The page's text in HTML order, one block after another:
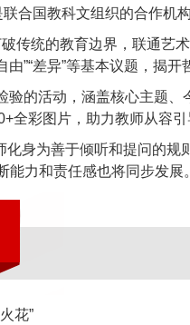
合国教科文组织的合作机
破传统的教育边界，联通
由”“差异”等基本议题，揭
验的活动，涵盖核心主题
全彩图片，助力教师从容引
身为善于倾听和提问的
力和责任感也将同步发展。
花”